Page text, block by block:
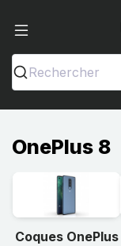
Rechercher
OnePlus 8
Coques OnePlus